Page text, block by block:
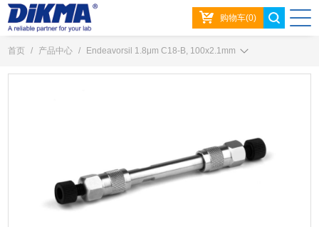
购物车(0)
首页 / 产品中心 / Endeavorsil 1.8μm C18-B, 100x2.1mm